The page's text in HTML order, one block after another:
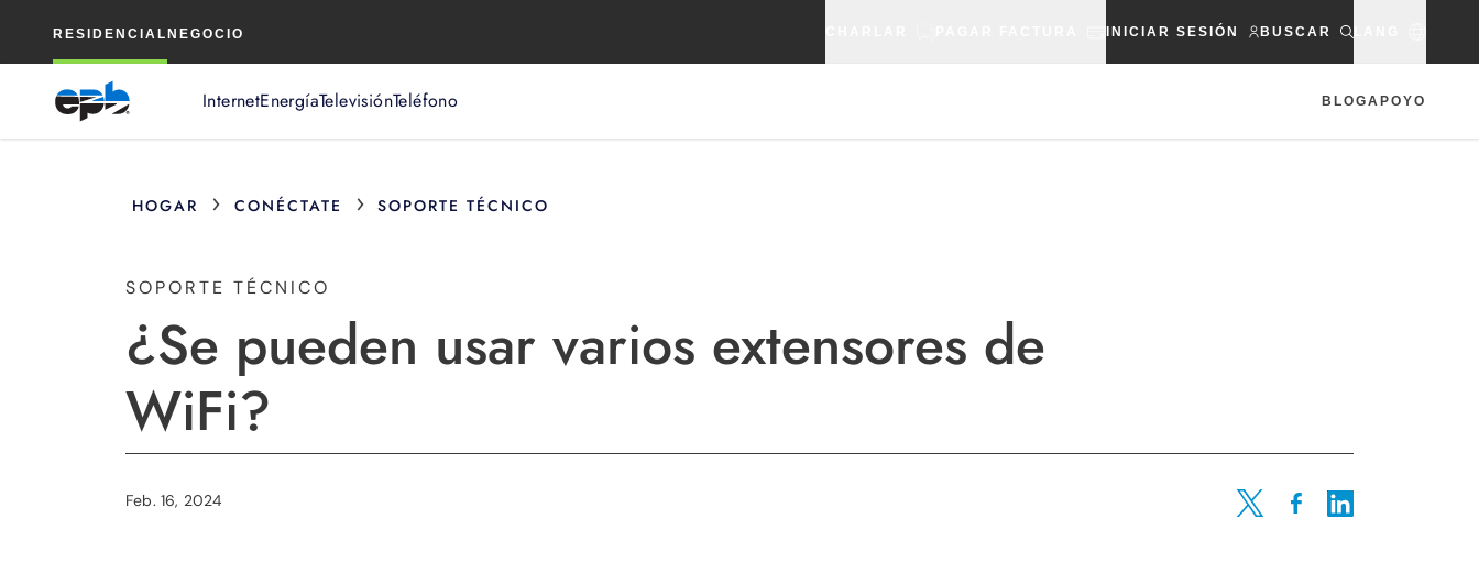
RESIDENCIAL NEGOCIO INICIAR SESIÓN BUSCAR
InternetEnergíaTelevisiónTeléfono BLOGAPOYO
principal
HOGAR › CONÉCTATE › SOPORTE TÉCNICO
SOPORTE TÉCNICO
¿Se pueden usar varios extensores de
WiFi?
Feb. 16, 2024 Share on Twitter
Share on Facebook
Share on LinkedIn